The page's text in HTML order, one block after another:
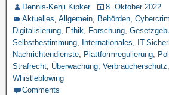
Dennis-Kenji Kipker
8. Oktober 2022
Aktuelles, Allgemein, Behörden,
Digitalisierung, Ethik, Forschung,
Selbstbestimmung, Internationales, IT-
Nachrichtendienste, Plattformregulierung,
Strafrecht, Überwachung, Verbraucherschutz,
Whistleblowing
Comments